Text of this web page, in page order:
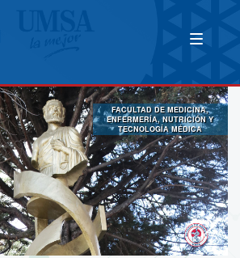
FACULTAD DE MEDICINA,
ENFERMERÍA, NUTRICIÓN Y
TECNOLOGÍA MÉDICA